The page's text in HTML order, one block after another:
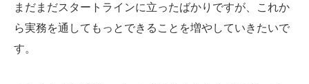
まだまだスタートラインに立ったばかりですが、これか
ら実務を通してもっとできることを増やしていきたいで
す。